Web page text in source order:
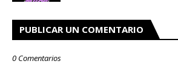
PUBLICAR UN COMENTARIO
0 Comentarios